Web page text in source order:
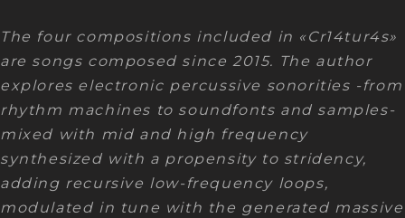
The four compositions included in «Cr14tur4s»
are songs composed since 2015. The author
explores electronic percussive sonorities -from
rhythm machines to soundfonts and samples-
mixed with mid and high frequency
synthesized with a propensity to stridency,
adding recursive low-frequency loops,
modulated in tune with the generated massive